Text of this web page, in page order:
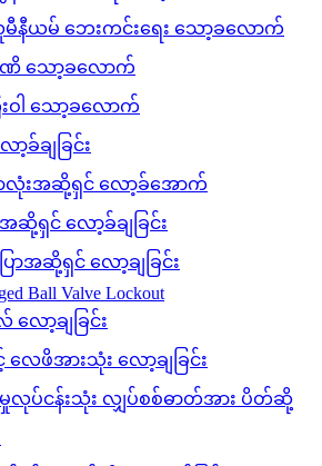
နီယမ် ဘေးကင်းရေး သော့ခလောက်
သော့ခလောက်
ဝါ သော့ခလောက်
ခ်ချခြင်း
လုံးအဆို့ရှင် လော့ခ်အောက်
ဆို့ရှင် လော့ခ်ချခြင်း
ာအဆို့ရှင် လော့ချခြင်း
Ball Valve Lockout
ော့ချခြင်း
လေဖိအားသုံး လော့ချခြင်း
လုပ်ငန်းသုံး လျှပ်စစ်ဓာတ်အား ပိတ်ဆို့